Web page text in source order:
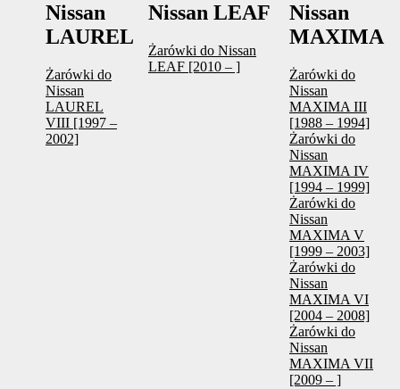
Nissan
LAUREL
Żarówki do
Nissan
LAUREL
VIII [1997 –
2002]
Nissan LEAF
Żarówki do Nissan
LEAF [2010 – ]
Nissan
MAXIMA
Żarówki do
Nissan
MAXIMA III
[1988 – 1994]
Żarówki do
Nissan
MAXIMA IV
[1994 – 1999]
Żarówki do
Nissan
MAXIMA V
[1999 – 2003]
Żarówki do
Nissan
MAXIMA VI
[2004 – 2008]
Żarówki do
Nissan
MAXIMA VII
[2009 – ]